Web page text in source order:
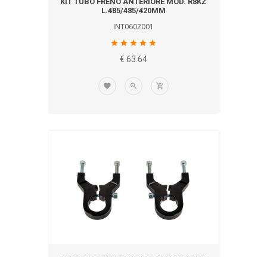
L.485/485/420MM
INT0602001
€ 63.64